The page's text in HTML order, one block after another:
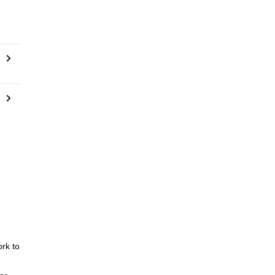
to